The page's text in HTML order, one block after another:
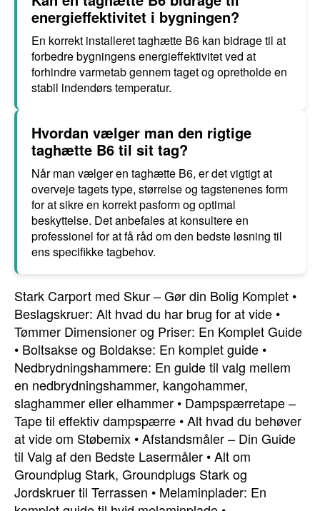
energieffektivitet i bygningen?
En korrekt installeret taghætte B6 kan bidrage til at
forbedre bygningens energieffektivitet ved at
forhindre varmetab gennem taget og opretholde en
stabil indendørs temperatur.
Hvordan vælger man den rigtige
taghætte B6 til sit tag?
Når man vælger en taghætte B6, er det vigtigt at
overveje tagets type, størrelse og tagstenenes form
for at sikre en korrekt pasform og optimal
beskyttelse. Det anbefales at konsultere en
professionel for at få råd om den bedste løsning til
ens specifikke tagbehov.
Stark Carport med Skur – Gør din Bolig Komplet •
Beslagskruer: Alt hvad du har brug for at vide •
Tømmer Dimensioner og Priser: En Komplet Guide
• Boltsakse og Boldakse: En komplet guide •
Nedbrydningshammere: En guide til valg mellem
en nedbrydningshammer, kangohammer,
slaghammer eller elhammer • Dampspærretape –
Tape til effektiv dampspærre •Alt hvad du behøver
at vide om Støbemix •Afstandsmåler – Din Guide
til Valg af den Bedste Lasermåler •Alt om
Groundplug Stark, Groundplugs Stark og
Jordskruer til Terrassen • Melaminplader: En